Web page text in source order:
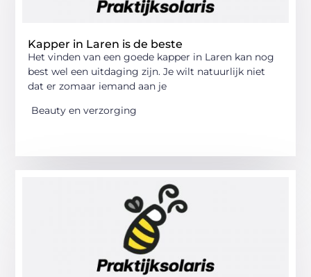
Kapper in Laren is de beste
Het vinden van een goede kapper in Laren kan nog
best wel een uitdaging zijn. Je wilt natuurlijk niet
dat er zomaar iemand aan je
Beauty en verzorging